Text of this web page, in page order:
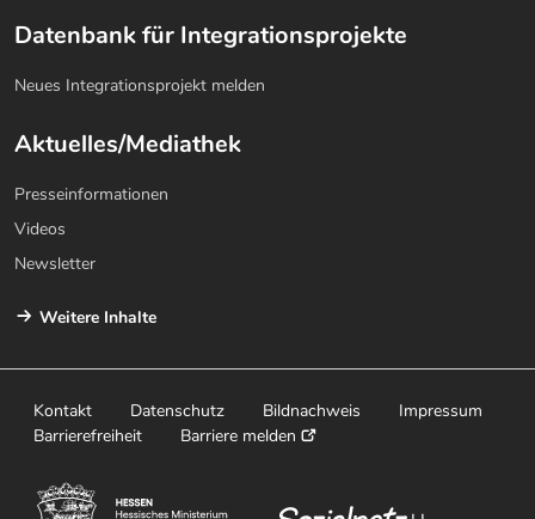
Datenbank für Integrationsprojekte
Neues Integrationsprojekt melden
Aktuelles/Mediathek
Presseinformationen
Videos
Newsletter
Weitere Inhalte
Kontakt Datenschutz Bildnachweis
Impressum
Barrierefreiheit
Barriere melden